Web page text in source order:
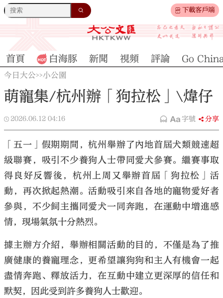
下載客戶端
大公文匯
首頁 白海豚 新聞 視頻 評論 Go
今日大公>>小公園
萌寵集/杭州辦「狗拉松」\煒仔
2026.06.12 04:16 字號 分享
「五一」假期期間，杭州舉辦了內地首屆犬類競速超
級聯賽，吸引不少養狗人士帶同愛犬參賽。繼賽事取
得良好反響後，杭州上周又舉辦首屆「狗拉松」活
動，再次掀起熱潮。活動吸引來自各地的寵物愛好者
參與，不少飼主攜同愛犬一同奔跑，在運動中增進感
情，現場氣氛十分熱烈。
據主辦方介紹，舉辦相關活動的目的，不僅是為了推
廣健康的養寵理念，更希望讓狗狗和主人有機會一起
盡情奔跑、釋放活力，在互動中建立更深厚的信任和
默契，因此受到許多養狗人士歡迎。